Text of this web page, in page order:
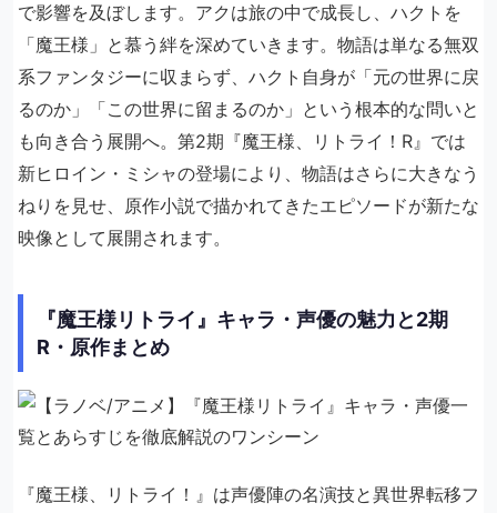
で影響を及ぼします。アクは旅の中で成長し、ハクトを
「魔王様」と慕う絆を深めていきます。物語は単なる無双
系ファンタジーに収まらず、ハクト自身が「元の世界に戻
るのか」「この世界に留まるのか」という根本的な問いと
も向き合う展開へ。第2期『魔王様、リトライ！R』では
新ヒロイン・ミシャの登場により、物語はさらに大きなう
ねりを見せ、原作小説で描かれてきたエピソードが新たな
映像として展開されます。
『魔王様リトライ』キャラ・声優の魅力と2期
R・原作まとめ
『魔王様、リトライ！』は声優陣の名演技と異世界転移フ